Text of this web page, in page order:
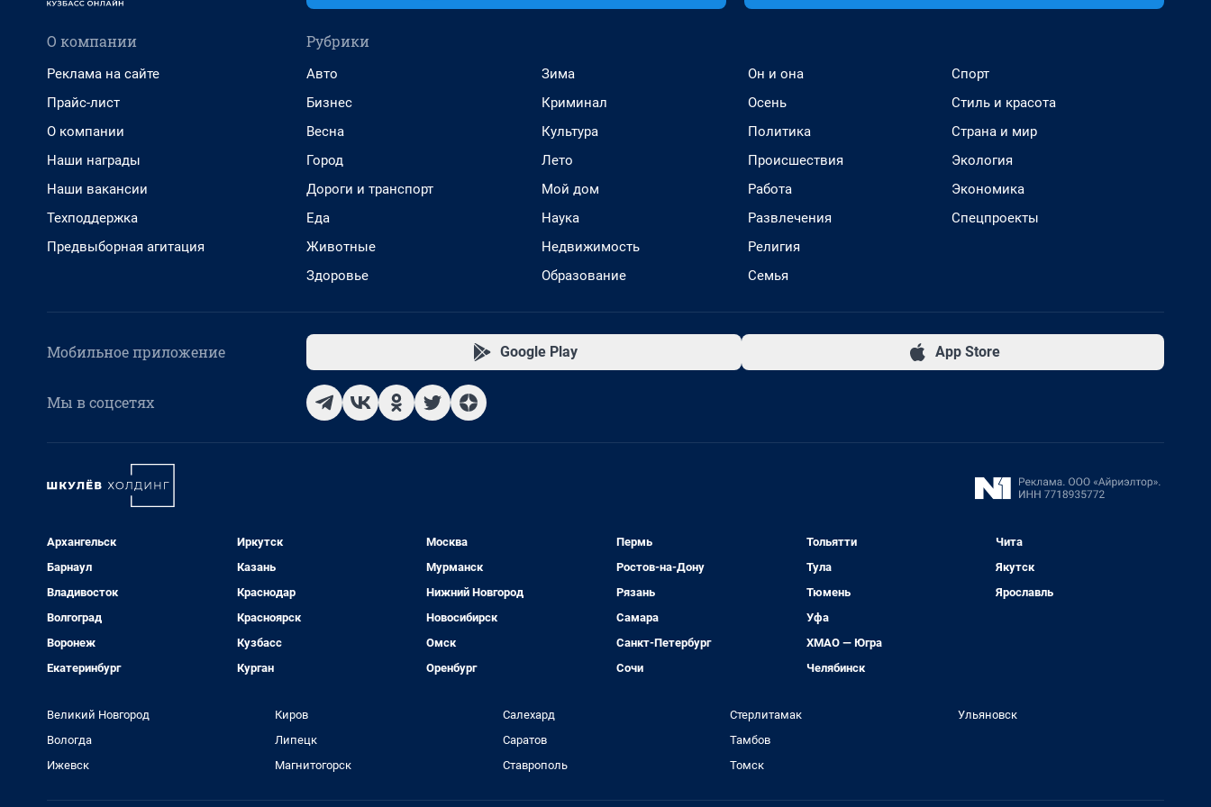
О компании
Реклама на сайте
Прайс-лист
О компании
Наши награды
Наши вакансии
Техподдержка
Предвыборная агитация
Рубрики
Авто
Бизнес
Весна
Город
Дороги и транспорт
Еда
Животные
Здоровье
Зима
Криминал
Культура
Лето
Мой дом
Наука
Недвижимость
Образование
Он и она
Осень
Политика
Происшествия
Работа
Развлечения
Религия
Семья
Спорт
Стиль и красота
Страна и мир
Экология
Экономика
Спецпроекты
Мобильное приложение Google Play App Store
Мы в соцсетях
Архангельск
Барнаул
Владивосток
Волгоград
Воронеж
Екатеринбург
Иркутск
Казань
Краснодар
Красноярск
Кузбасс
Курган
Москва
Мурманск
Нижний Новгород
Новосибирск
Омск
Оренбург
Пермь
Ростов-на-Дону
Рязань
Самара
Санкт-Петербург
Сочи
Тольятти
Тула
Тюмень
Уфа
ХМАО — Югра
Челябинск
Чита
Якутск
Ярославль
Великий Новгород
Вологда
Ижевск
Киров
Липецк
Магнитогорск
Салехард
Саратов
Ставрополь
Стерлитамак
Тамбов
Томск
Ульяновск